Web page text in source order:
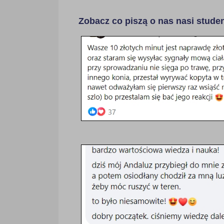
Zobacz co piszą o nas nasi